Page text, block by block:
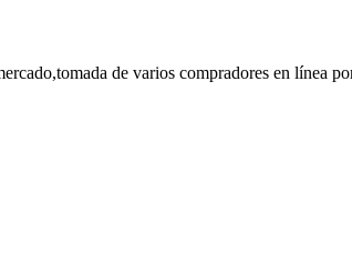
de varios compradores en línea